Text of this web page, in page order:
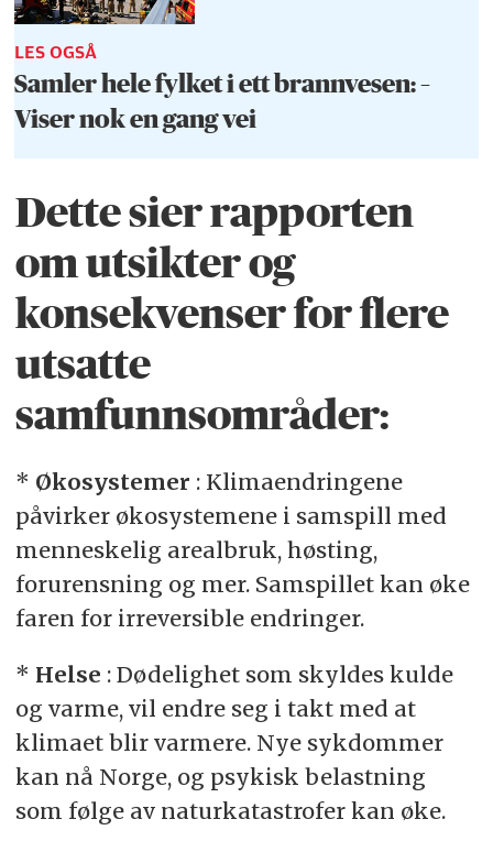
LES OGSÅ
Samler hele fylket i ett brannvesen: –
Viser nok en gang vei
Dette sier rapporten
om utsikter og
konsekvenser for flere
utsatte
samfunnsområder:
* Økosystemer : Klimaendringene
påvirker økosystemene i samspill med
menneskelig arealbruk, høsting,
forurensning og mer. Samspillet kan øke
faren for irreversible endringer.
* Helse : Dødelighet som skyldes kulde
og varme, vil endre seg i takt med at
klimaet blir varmere. Nye sykdommer
kan nå Norge, og psykisk belastning
som følge av naturkatastrofer kan øke.